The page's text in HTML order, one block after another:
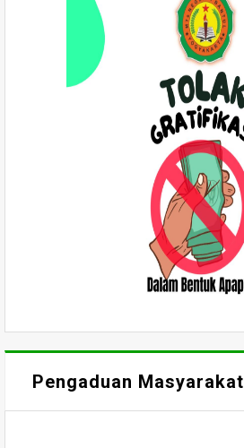
Pengaduan Masyarakat